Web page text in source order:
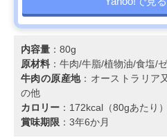
内容量 ：80g
原材料 ：牛肉/牛脂/植物油/食塩/
牛肉の原産地：オーストラリア
の他
カロリー ：172kcal（80gあたり）
賞味期限 ：3年6か月